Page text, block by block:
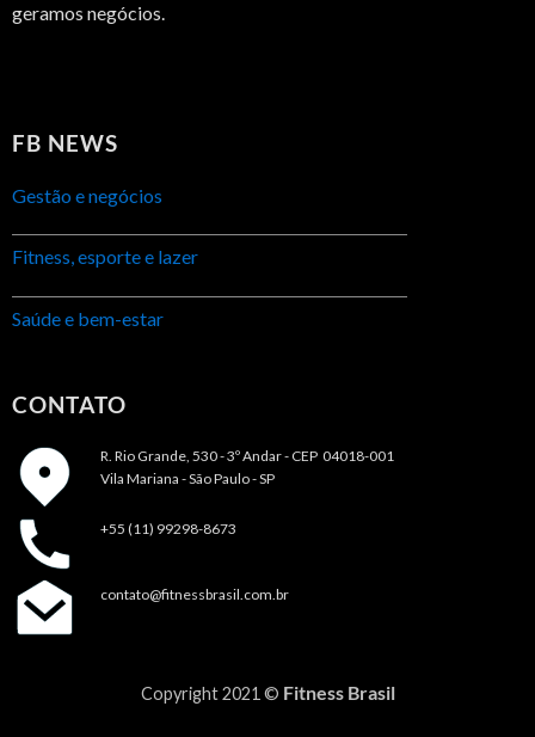
geramos negócios.
FB NEWS
Gestão e negócios
Fitness, esporte e lazer
Saúde e bem-estar
CONTATO
R. Rio Grande, 530 - 3º Andar - CEP 04018-001
Vila Mariana - São Paulo - SP
+55 (11) 99298-8673
contato@fitnessbrasil.com.br
Copyright 2021 © Fitness Brasil